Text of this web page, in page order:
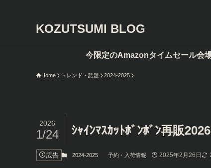
KOZUTSUMI BLOG
今限定のAmazonタイムセール会場を見てみる
Home トレンド・話題 2024-2025
ｼｬｲﾝﾏｽｶｯﾄﾎﾞﾝﾎﾞﾝ再販
2026
1/24
広告 2024-2025 予約・入荷情報 2025年2月26日